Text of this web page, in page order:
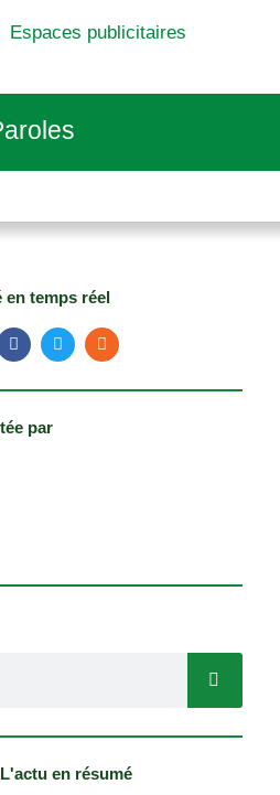
Espaces publicitaires
en temps réel
par
en résumé